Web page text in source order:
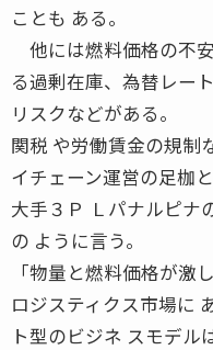
ことも ある。
他には燃料価格の不
る過剰在庫、為替レー
リスクなどがある。
関税 や労働賃金の規制
イチェーン運営の足枷と
大手３Ｐ Ｌパナルピナ
の ように言う。
「物量と燃料価格が激
ロジスティクス市場に
ト型のビジネ スモデル